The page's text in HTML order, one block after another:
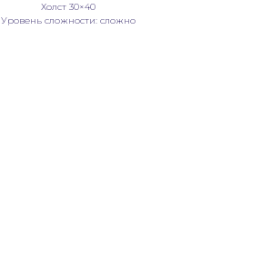
Холст 30×40
Уровень сложности: сложно